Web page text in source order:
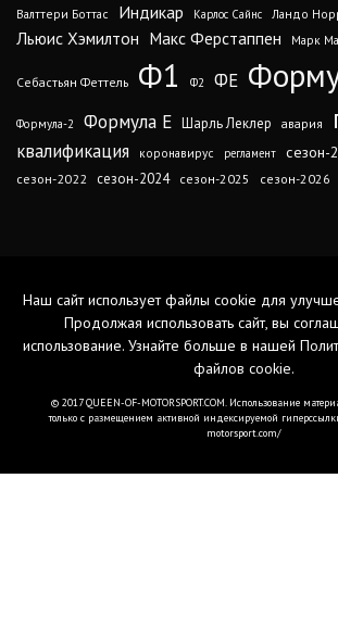
Валттери Боттас
Индикар Карлос Сайнс Ландо
Льюис Хэмилтон Макс Ферстаппен Марк
Себастьян Феттель Ф1 Ф2 ФЕ
Формула-2 Формула Е Шарль Леклер авария
квалификация коронавирус регламент сезон-
сезон-2022 сезон-2024 сезон-2025 сезон-2026
Наш сайт использует файлы cookie для
Продолжая использовать сайт, вы
использование. Узнайте больше в нашей
файлов cookie.
© 2017 QUEEN-OF-MOTORSPORT.COM. Использование
только с размещением активной индексируемой
motorsport.com/